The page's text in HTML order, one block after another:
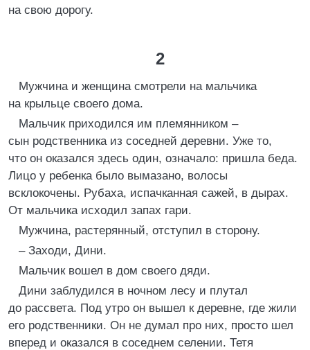
на свою дорогу.
2
Мужчина и женщина смотрели на мальчика
на крыльце своего дома.
Мальчик приходился им племянником –
сын родственника из соседней деревни. Уже то,
что он оказался здесь один, означало: пришла беда.
Лицо у ребенка было вымазано, волосы
всклокочены. Рубаха, испачканная сажей, в дырах.
От мальчика исходил запах гари.
Мужчина, растерянный, отступил в сторону.
– Заходи, Дини.
Мальчик вошел в дом своего дяди.
Дини заблудился в ночном лесу и плутал
до рассвета. Под утро он вышел к деревне, где жили
его родственники. Он не думал про них, просто шел
вперед и оказался в соседнем селении. Тетя